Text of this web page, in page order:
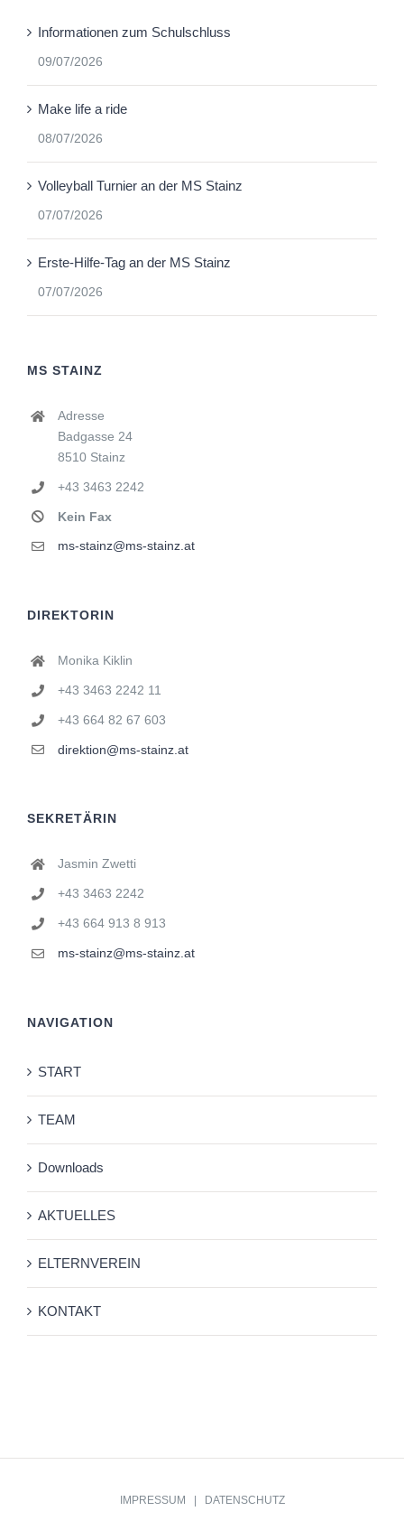
Informationen zum Schulschluss
09/07/2026
Make life a ride
08/07/2026
Volleyball Turnier an der MS Stainz
07/07/2026
Erste-Hilfe-Tag an der MS Stainz
07/07/2026
MS STAINZ
Adresse
Badgasse 24
8510 Stainz
+43 3463 2242
Kein Fax
ms-stainz@ms-stainz.at
DIREKTORIN
Monika Kiklin
+43 3463 2242 11
+43 664 82 67 603
direktion@ms-stainz.at
SEKRETÄRIN
Jasmin Zwetti
+43 3463 2242
+43 664 913 8 913
ms-stainz@ms-stainz.at
NAVIGATION
START
TEAM
Downloads
AKTUELLES
ELTERNVEREIN
KONTAKT
IMPRESSUM | DATENSCHUTZ